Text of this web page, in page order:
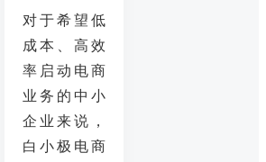
对于希望低
成本、高效
率启动电商
业务的中小
企业来说，
白小极电商